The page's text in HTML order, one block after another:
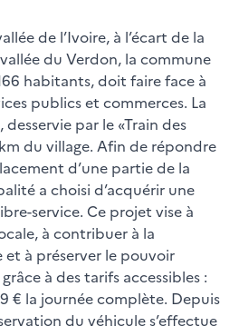
de l’Ivoire, à l’écart de la
du Verdon, la commune
habitants, doit faire face à
publics et commerces. La
desservie par le «Train des
du village. Afin de répondre
d’une partie de la
a choisi d’acquérir une
service. Ce projet vise à
à contribuer à la
à préserver le pouvoir
à des tarifs accessibles :
€ la journée complète. Depuis
du véhicule s’effectue